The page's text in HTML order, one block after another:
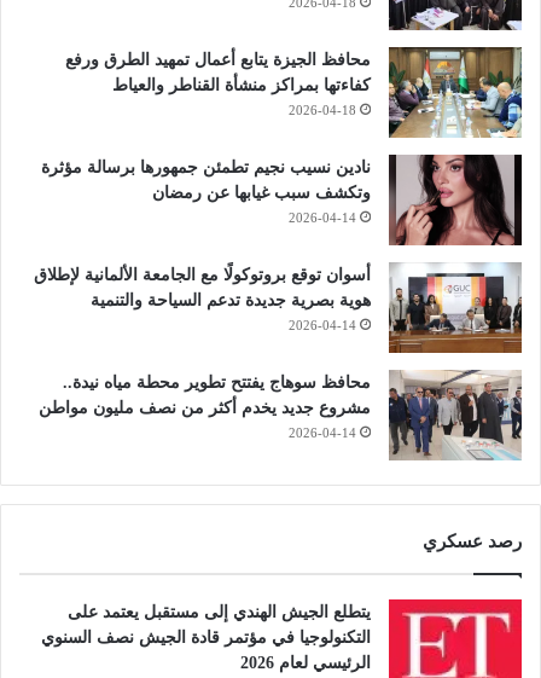
محافظ الجيزة يتابع أعمال تمهيد الطرق ورفع
كفاءتها بمراكز منشأة القناطر والعياط
2026-04-18
نادين نسيب نجيم تطمئن جمهورها برسالة مؤثرة
وتكشف سبب غيابها عن رمضان
2026-04-14
أسوان توقع بروتوكولًا مع الجامعة الألمانية لإطلاق
هوية بصرية جديدة تدعم السياحة والتنمية
2026-04-14
محافظ سوهاج يفتتح تطوير محطة مياه نيدة..
مشروع جديد يخدم أكثر من نصف مليون مواطن
2026-04-14
رصد عسكري
يتطلع الجيش الهندي إلى مستقبل يعتمد على
التكنولوجيا في مؤتمر قادة الجيش نصف السنوي
الرئيسي لعام 2026